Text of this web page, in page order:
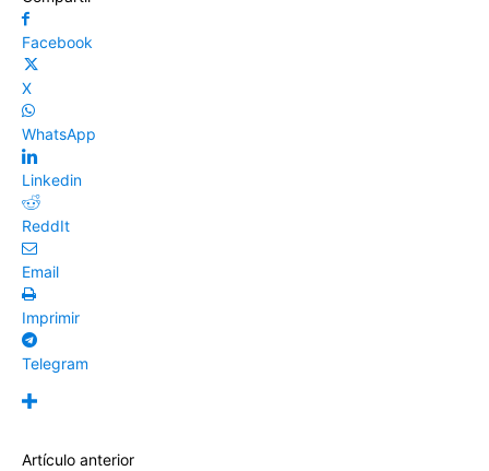
Facebook
X
WhatsApp
Linkedin
ReddIt
Email
Imprimir
Telegram
Artículo anterior